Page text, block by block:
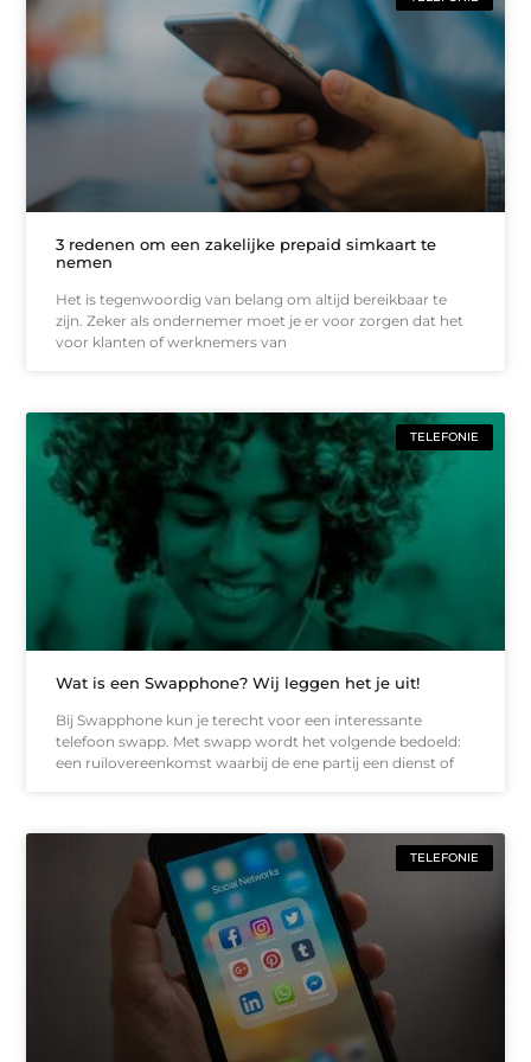
3 redenen om een zakelijke prepaid simkaart te
nemen
Het is tegenwoordig van belang om altijd bereikbaar te
zijn. Zeker als ondernemer moet je er voor zorgen dat het
voor klanten of werknemers van
TELEFONIE
Wat is een Swapphone? Wij leggen het je uit!
Bij Swapphone kun je terecht voor een interessante
telefoon swapp. Met swapp wordt het volgende bedoeld:
een ruilovereenkomst waarbij de ene partij een dienst of
TELEFONIE